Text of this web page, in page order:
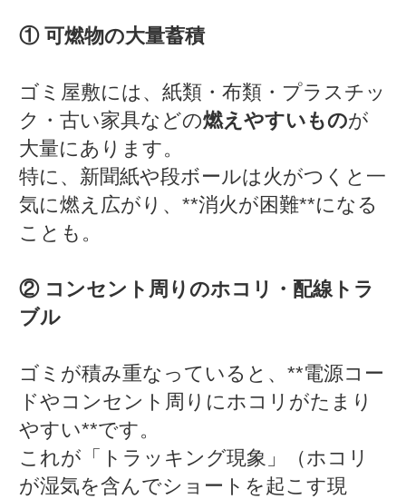
① 可燃物の大量蓄積
ゴミ屋敷には、紙類・布類・プラスチッ
ク・古い家具などの燃えやすいものが
大量にあります。
特に、新聞紙や段ボールは火がつくと一
気に燃え広がり、**消火が困難**になる
ことも。
② コンセント周りのホコリ・配線トラ
ブル
ゴミが積み重なっていると、**電源コー
ドやコンセント周りにホコリがたまり
やすい**です。
これが「トラッキング現象」（ホコリ
が湿気を含んでショートを起こす現